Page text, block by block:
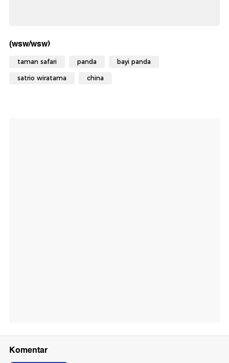
(wsw/wsw)
taman safari panda bayi panda
satrio wiratama china
Komentar